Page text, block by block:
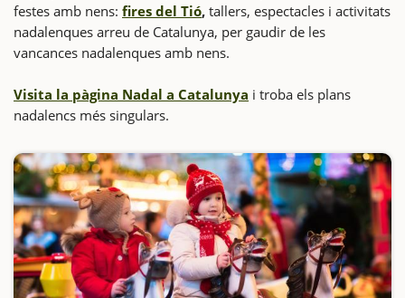
festes amb nens: fires del Tió, tallers, espectacles i activitats
nadalenques arreu de Catalunya, per gaudir de les
vancances nadalenques amb nens.
Visita la pàgina Nadal a Catalunya i troba els plans
nadalencs més singulars.